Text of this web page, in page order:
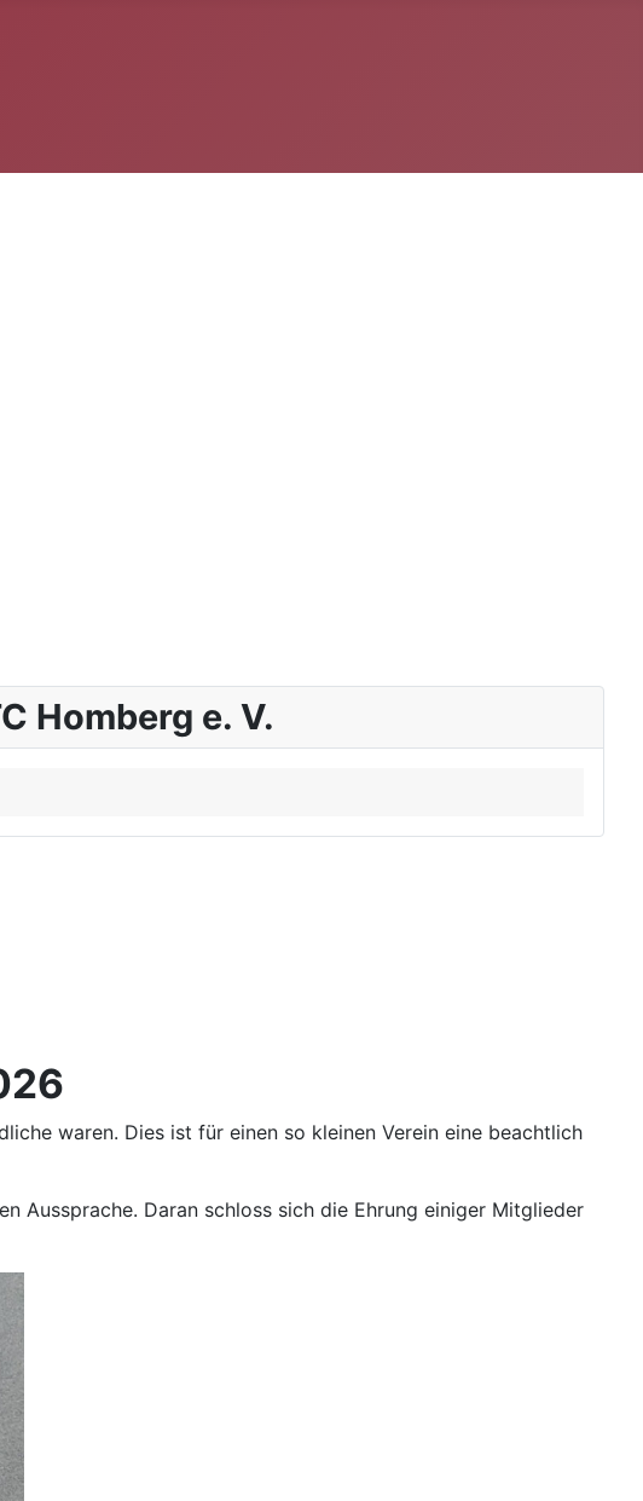
Homberg e. V.
waren. Dies ist für einen so kleinen Verein eine beachtlich
Aussprache. Daran schloss sich die Ehrung einiger Mitglieder